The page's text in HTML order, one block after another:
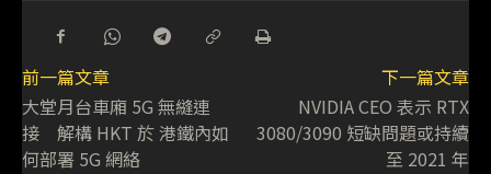
前一篇文章
大堂月台車廂 5G 無縫連
接 解構 HKT 於 港鐵內如
何部署 5G 網絡
下一篇文章
NVIDIA CEO 表示 RTX
3080/3090 短缺問題或持續
至 2021 年